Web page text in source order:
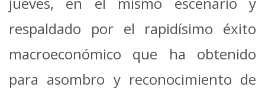
respaldado por el rapidísimo éxito
macroeconómico que ha obtenido
para asombro y reconocimiento de